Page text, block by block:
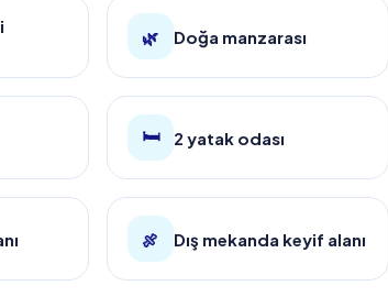
🌿 Doğa manzarası
🛏️ 2 yatak odası
🍖 Dış mekanda keyif alanı